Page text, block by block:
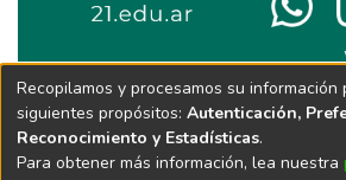
Recopilamos y procesamos su
siguientes propósitos: Autenticación,
Reconocimiento y Estadísticas.
Para obtener más información, lea nuestra